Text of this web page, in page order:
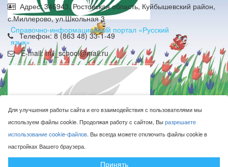
Cправочно-информационный портал «Русский
язык»
Адрес: 346943, Ростовская область, Куйбышевский район,
с.Миллерово, ул.Школьная 3
Телефон: 8 (863 48) 33-1-49
E-mail: mil_school@mail.ru
МБОУ Миллеровская СОШ имени Жоры Ковалевского © 2016-
2026
Сделано с ❤ в
Для улучшения работы сайта и его взаимодействия с пользователями мы
используем файлы cookie. Продолжая работу с сайтом, Выразрешаете
использование cookie-файлов. Вы всегда можете отключить файлы cookie в
настройках Вашего браузера.
Принять